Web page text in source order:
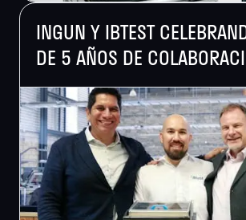
INGUN Y IBTEST
DE 5 AÑOS DE